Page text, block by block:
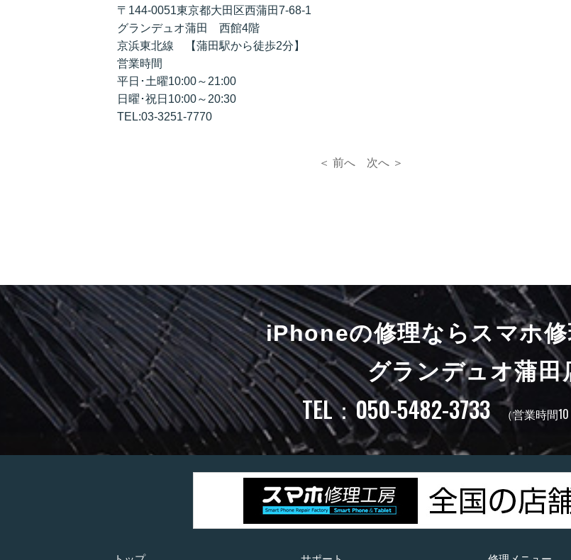
〒144-0051東京都大田区西蒲田7-68-1
グランデュオ蒲田 西館4階
京浜東北線 【蒲田駅から徒歩2分】
営業時間
平日･土曜10:00～21:00
日曜･祝日10:00～20:30
TEL:03-3251-7770
＜ 前へ 次へ ＞
iPhoneの修理ならスマホ修
グランデュオ蒲田
TEL：050-5482-3733 （営業時間